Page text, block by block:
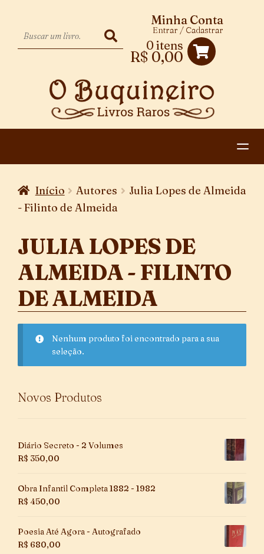
0 itens
R$ 0,00
Minha Conta
Entrar / Cadastrar
CATEGORIAS
CONTATO
Início Autores
Julia Lopes de Almeida
- Filinto de Almeida
JULIA LOPES DE
ALMEIDA - FILINTO
DE ALMEIDA
Nenhum produto foi encontrado para a sua
seleção.
Novos Produtos
Diário Secreto - 2 Volumes
R$ 350,00
Obra Infantil Completa 1882 - 1982
R$ 450,00
Poesia Até Agora - Autografado
R$ 680,00